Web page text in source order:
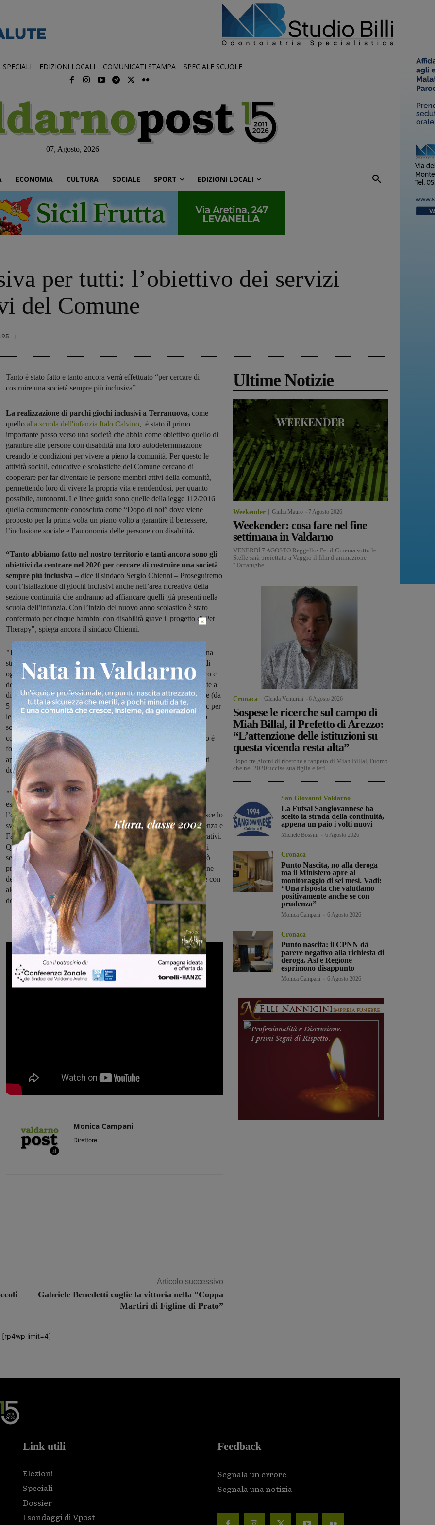
SPECIALI EDIZIONI LOCALI COMUNICATI STAMPA SPECIALE SCUOLE
07, Agosto, 2026
ECONOMIA CULTURA SOCIALE SPORT EDIZIONI LOCALI
per tutti: l’obiettivo dei servizi
del Comune
Tanto è stato fatto e tanto ancora verrà effettuato “per cercare di
costruire una società sempre più inclusiva”
La realizzazione di parchi giochi inclusivi a Terranuova, come
quello alla scuola dell'infanzia Italo Calvino, è stato il primo
importante passo verso una società che abbia come obiettivo quello di
garantire alle persone con disabilità una loro autodeterminazione
creando le condizioni per vivere a pieno la comunità. Per questo le
attività sociali, educative e scolastiche del Comune cercano di
cooperare per far diventare le persone membri attivi della comunità,
permettendo loro di vivere la propria vita e rendendosi, per quanto
possibile, autonomi. Le linee guida sono quelle della legge 112/2016
quella comunemente conosciuta come “Dopo di noi” dove viene
proposto per la prima volta un piano volto a garantire il benessere,
l’inclusione sociale e l’autonomia delle persone con disabilità.
“Tanto abbiamo fatto nel nostro territorio e tanti ancora sono gli
obiettivi da centrare nel 2020 per cercare di costruire una società
sempre più inclusiva – dice il sindaco Sergio Chienni – Proseguiremo
con l’istallazione di giochi inclusivi anche nell’area ricreativa della
sezione continuità che andranno ad affiancare quelli già presenti nella
scuola dell’infanzia. Con l’inizio del nuovo anno scolastico è stato
confermato per cinque bambini con disabilità grave il progetto di Pet
Therapy", spiega ancora il sindaco Chienni.
"Prosegue poi grazie ai finanziamenti dei PON europei
e ad una
stretta collaborazione con il comune la possibilità per gli studenti di
ogni fascia di età di prendersi cura delle aiuole del resede scolastico e
degli scalorti, piccoli orti verticali in movimento, messi direttamente a
disposizione dall’amministrazione. Infine, siamo riusciti a triplicare (da
5 a 15) i posti disponibili per il progetto di ginnastica creato ad hoc per
le persone con disabilità. Il corso sarà tenuto all’interno dell’orario
scolastico nelle classi della scuola primaria da Stefano Pini in
collaborazione con l’associazione “Sport e cultura”. In questo caso è
fondamentale l’apporto del corpo docente che ha frequentato un
apposito corso di formazione per seguire al meglio i propri studenti
durante questa attività".
"Tutto ciò che proponiamo- prosegue il sindaco Chienni-può
essere svolte sia singolarmente che in piccoli gruppi rimarcando
l’obiettivo di costituire un’unica comunità. In quest’ottica si inserisce lo
sviluppo ed il potenziamento del CIAF (Centro Infanzia Adolescenza e
Famiglia), vero fiore all’occhiello dei nostri servizi sociali ed educativi.
Qui ogni giorno viene offerta ad oltre 70 utenti un’ampia offerta di
servizi che va dall’anticipo scolastico fino al doposcuola che si può
protrarre fino alle ore 19, tutto mirato alla crescita e alla maturazione
del bambino e dell’adolescente. Infine, prosegue la collaborazione con
alcune cooperative alle quali è stata affidata la gestione dei servizi
domiciliari sia assistenziali che educativi.”
Monica Campani
Direttore
Articolo successivo
Gabriele Benedetti coglie la vittoria nella “Coppa
Martiri di Figline di Prato”
[rp4wp limit=4]
Ultime Notizie
Weekender Giulia Mauro 7 Agosto 2026
Weekender: cosa fare nel fine
settimana in Valdarno
VENERDÌ 7 AGOSTO Reggello- Per il Cinema sotto le
Stelle sarà proiettato a Vaggio il film d’animazione
“Tartarughe...
Cronaca Glenda Venturini 6 Agosto 2026
Sospese le ricerche sul campo di
Miah Billal, il Prefetto di Arezzo:
“L’attenzione delle istituzioni su
questa vicenda resta alta”
Dopo tre giorni di ricerche a tappeto di Miah Billal, l'uomo
che nel 2020 uccise sua figlia e ferì...
San Giovanni Valdarno
La Futsal Sangiovannese ha
scelto la strada della continuità,
appena un paio i volti nuovi
Michele Bossini 6 Agosto 2026
Cronaca
Punto Nascita, no alla deroga
ma il Ministero apre al
monitoraggio di sei mesi. Vadi:
“Una risposta che valutiamo
positivamente anche se con
prudenza”
Monica Campani 6 Agosto 2026
Cronaca
Punto nascita: il CPNN dà
parere negativo alla richiesta di
deroga. Asl e Regione
esprimono disappunto
Monica Campani 6 Agosto 2026
Link utili
Elezioni
Speciali
Dossier
I sondaggi di Vpost
Feedback
Segnala un errore
Segnala una notizia
×